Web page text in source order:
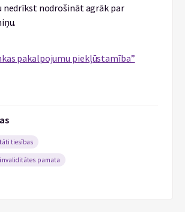
nodrošināt agrāk par
pakalpojumu piekļūstamība”
tiesības
pamata